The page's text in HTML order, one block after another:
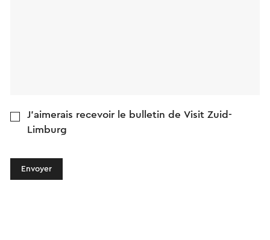
J'aimerais recevoir le bulletin de Visit Zuid-
Limburg
Envoyer